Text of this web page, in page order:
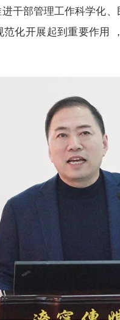
干部管理工作科学化
化开展起到重要作用